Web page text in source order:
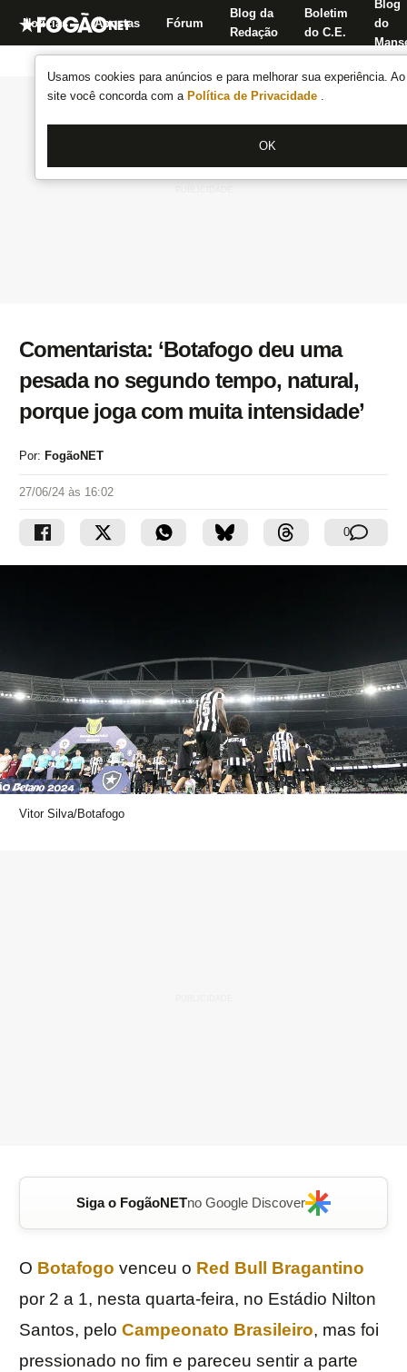
Usamos cookies para anúncios e para melhorar sua experiência.
site você concorda com a Política de Privacidade .
OK
Notícias Apostas Fórum
Blog da
Redação
Boletim
do C.E.
Blog
do
Comentarista: ‘Botafogo deu uma
pesada no segundo tempo, natural,
porque joga com muita intensidade’
Por: FogãoNET
27/06/24 às 16:02
0
Vitor Silva/Botafogo
Siga o FogãoNETno Google Discover
O Botafogo venceu o Red Bull Bragantino
por 2 a 1, nesta quarta-feira, no Estádio Nilton
Santos, pelo Campeonato Brasileiro, mas foi
pressionado no fim e pareceu sentir a parte